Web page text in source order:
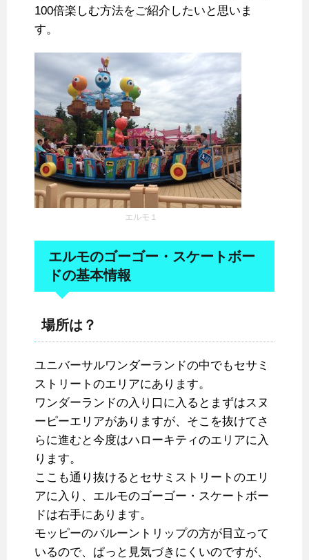
100倍楽しむ方法をご紹介したいと思いま
す。
エルモ１
エルモのゴーゴー・スケートボー
ドの基本情報
場所は？
ユニバーサルワンダーランドの中でもセサミ
ストリートのエリアにあります。
ワンダーランドの入り口に入るとまずはスヌ
ーピーエリアがありますが、そこを抜けてさ
らに進むと今度はハローキティのエリアに入
ります。
ここも通り抜けるとセサミストリートのエリ
アに入り、エルモのゴーゴー・スケートボー
ドは右手にあります。
モッピーのバルーントリップの方が目立って
いるので、ぱっと見気づきにくいのですが、